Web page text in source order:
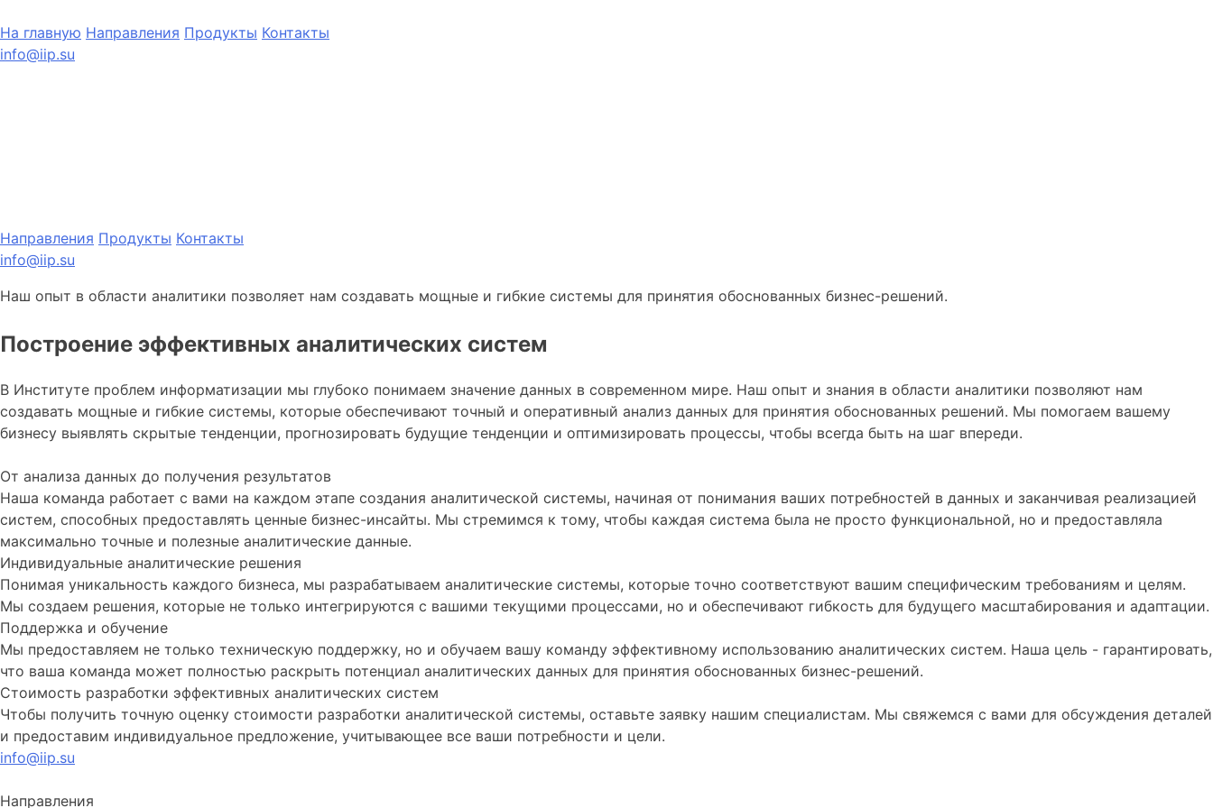
На главную Направления Продукты Контакты
info@iip.su
Направления Продукты Контакты
info@iip.su
Наш опыт в области аналитики позволяет нам создавать мощные и гибкие системы для принятия обоснованных бизнес-решений.
Построение эффективных аналитических систем
В Институте проблем информатизации мы глубоко понимаем значение данных в современном мире. Наш опыт и знания в области аналитики позволяют нам
создавать мощные и гибкие системы, которые обеспечивают точный и оперативный анализ данных для принятия обоснованных решений. Мы помогаем вашему
бизнесу выявлять скрытые тенденции, прогнозировать будущие тенденции и оптимизировать процессы, чтобы всегда быть на шаг впереди.
От анализа данных до получения результатов
Наша команда работает с вами на каждом этапе создания аналитической системы, начиная от понимания ваших потребностей в данных и заканчивая реализацией
систем, способных предоставлять ценные бизнес-инсайты. Мы стремимся к тому, чтобы каждая система была не просто функциональной, но и предоставляла
максимально точные и полезные аналитические данные.
Индивидуальные аналитические решения
Понимая уникальность каждого бизнеса, мы разрабатываем аналитические системы, которые точно соответствуют вашим специфическим требованиям и целям.
Мы создаем решения, которые не только интегрируются с вашими текущими процессами, но и обеспечивают гибкость для будущего масштабирования и адаптации.
Поддержка и обучение
Мы предоставляем не только техническую поддержку, но и обучаем вашу команду эффективному использованию аналитических систем. Наша цель - гарантировать,
что ваша команда может полностью раскрыть потенциал аналитических данных для принятия обоснованных бизнес-решений.
Cтоимость разработки эффективных аналитических систем
Чтобы получить точную оценку стоимости разработки аналитической системы, оставьте заявку нашим специалистам. Мы свяжемся с вами для обсуждения деталей
и предоставим индивидуальное предложение, учитывающее все ваши потребности и цели.
info@iip.su
Направления